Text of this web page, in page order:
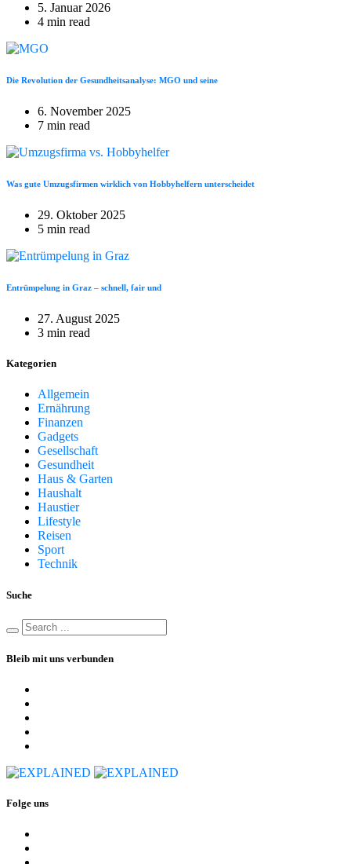
5. Januar 2026
4 min read
Die Revolution der Gesundheitsanalyse: MGO und seine
6. November 2025
7 min read
Was gute Umzugsfirmen wirklich von Hobbyhelfern unterscheidet
29. Oktober 2025
5 min read
Entrümpelung in Graz – schnell, fair und
27. August 2025
3 min read
Kategorien
Allgemein
Ernährung
Finanzen
Gadgets
Gesellschaft
Gesundheit
Haus & Garten
Haushalt
Haustier
Lifestyle
Reisen
Sport
Technik
Suche
Bleib mit uns verbunden
Folge uns